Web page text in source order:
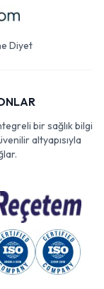
Diyet
bir sağlık bilgi
altyapısıyla